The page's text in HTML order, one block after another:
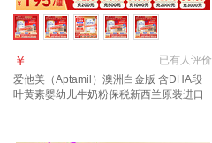
已有人评价
￥
爱他美（Aptamil）澳洲白金版 含DHA段
叶黄素婴幼儿牛奶粉保税新西兰原装进口